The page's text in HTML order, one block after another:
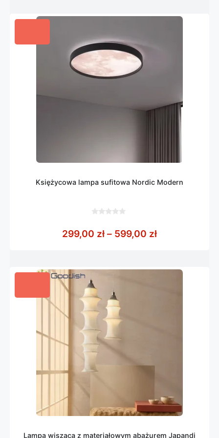
Księżycowa lampa sufitowa Nordic Modern
5
299,00 zł – 599,00 złZakres cen:
Lampa wisząca z materiałowym abażurem Japandi